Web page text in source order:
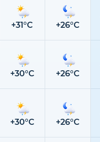
+31°C +26°C
+30°C +26°C
+30°C +26°C